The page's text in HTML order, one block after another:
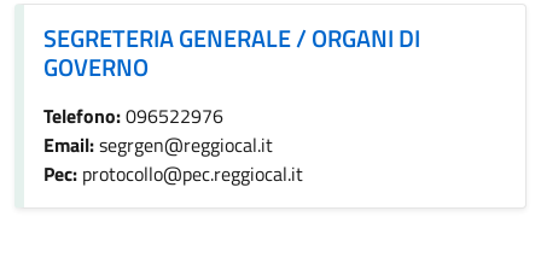
SEGRETERIA GENERALE / ORGANI DI
GOVERNO
Telefono:096522976
Email:segrgen@reggiocal.it
Pec: protocollo@pec.reggiocal.it